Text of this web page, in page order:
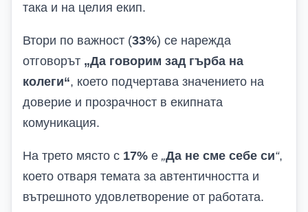
така и на целия екип.
Втори по важност (33%) се нарежда
отговорът „Да говорим зад гърба на
колеги“, което подчертава значението на
доверие и прозрачност в екипната
комуникация.
На трето място с 17% е „Да не сме себе си“,
което отваря темата за автентичността и
вътрешното удовлетворение от работата.